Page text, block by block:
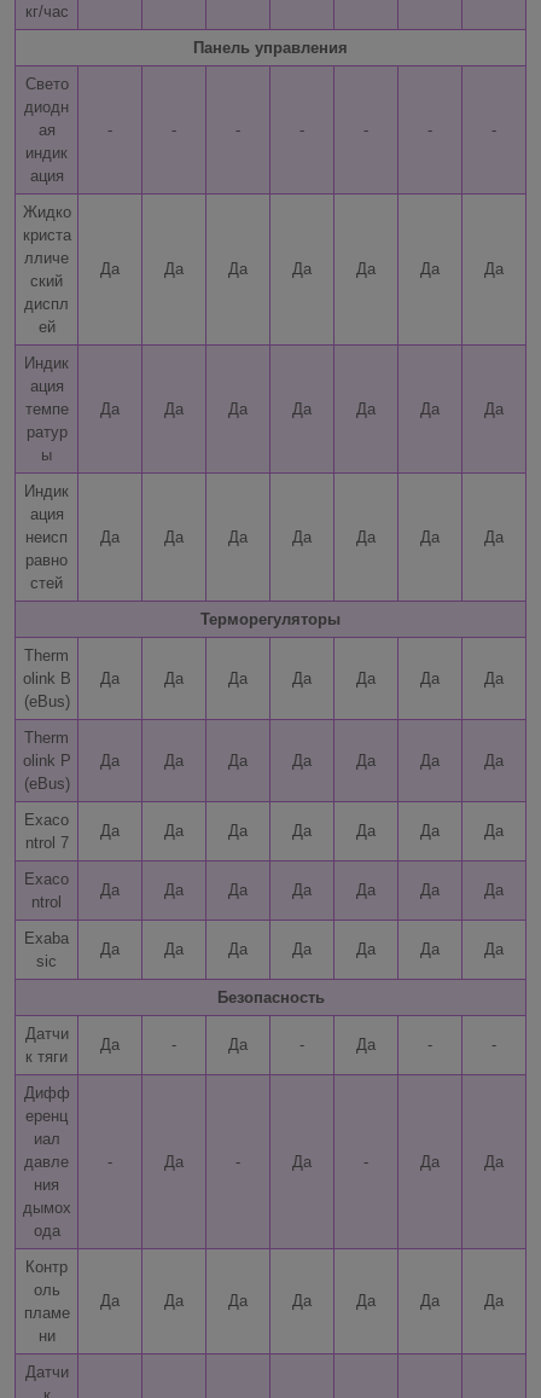
кг/час
Панель управления
Свето
диодн
ая
индик
ация
- - - - - - -
Жидко
криста
лличе
ский
диспл
ей
Да Да Да Да Да Да Да
Индик
ация
темпе
ратур
ы
Да Да Да Да Да Да Да
Индик
ация
неисп
равно
стей
Да Да Да Да Да Да Да
Терморегуляторы
Therm
olink B
(eBus)
Да Да Да Да Да Да Да
Therm
olink P
(eBus)
Да Да Да Да Да Да Да
Exaco
ntrol 7
Да Да Да Да Да Да Да
Exaco
ntrol
Да Да Да Да Да Да Да
Exaba
sic
Да Да Да Да Да Да Да
Безопасность
Датчи
к тяги
Да - Да - Да - -
Дифф
еренц
иал
давле
ния
дымох
ода
- Да - Да - Да Да
Контр
оль
пламе
ни
Да Да Да Да Да Да Да
Датчи